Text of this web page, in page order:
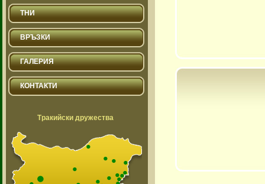
ТНИ
ВРЪЗКИ
ГАЛЕРИЯ
КОНТАКТИ
Тракийски дружества